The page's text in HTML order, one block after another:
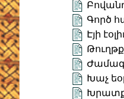
Գործ
Էյի
Խաչ